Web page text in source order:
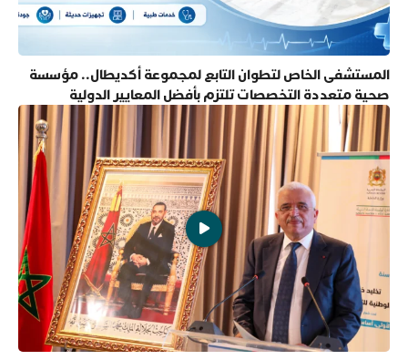
المستشفى الخاص لتطوان التابع لمجموعة أكديطال.. مؤسسة
صحية متعددة التخصصات تلتزم بأفضل المعايير الدولية